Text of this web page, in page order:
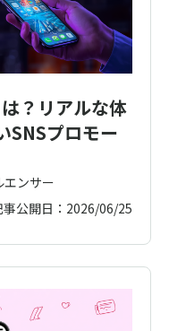
？リアルな体
SNSプロモー
エンサー
公開日： 2026/06/25